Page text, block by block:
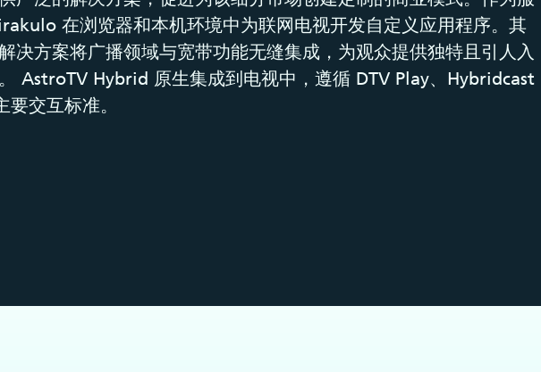
在浏览器和本机环境中为联网电视开发自定义应用程序。其
决方案将广播领域与宽带功能无缝集成，为观众提供独特且引人入
AstroTV Hybrid 原生集成到电视中，遵循 DTV Play、Hybridcast
交互标准。